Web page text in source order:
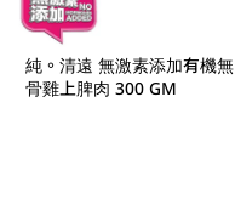
純。清遠 無激素添加有機無
骨雞上脾肉 300 GM